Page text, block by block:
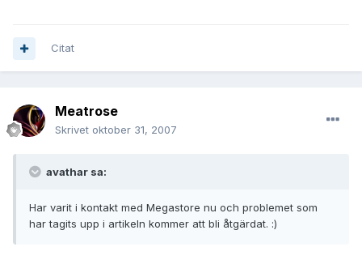
Citat
Meatrose
Skrivet oktober 31, 2007
avathar sa:
Har varit i kontakt med Megastore nu och problemet som
har tagits upp i artikeln kommer att bli åtgärdat. :)